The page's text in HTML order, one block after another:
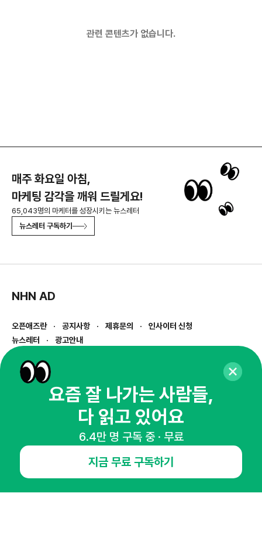
관련 콘텐츠가 없습니다.
매주 화요일 아침,
마케팅 감각을 깨워 드릴게요!
65,043명의 마케터를 성장시키는 뉴스레터
뉴스레터 구독하기
NHN AD
오픈애즈란 공지사항 제휴문의
인사이터 신청
뉴스레터
광고안내
경기도 성남시 분당구 대왕판교로645번길 16
사업자등록번호 : 144-81-27690(
통신판매업신고번호 : 2014-경기성남-1023
호스팅서비스사업자 : 오픈애즈
1800-2198
openads@openads.co.kr
이용약관
instagramthreadkakaotalk
요즘 잘 나가는 사람들,
다 읽고 있어요
6.4만 명 구독 중 · 무료
지금 무료 구독하기